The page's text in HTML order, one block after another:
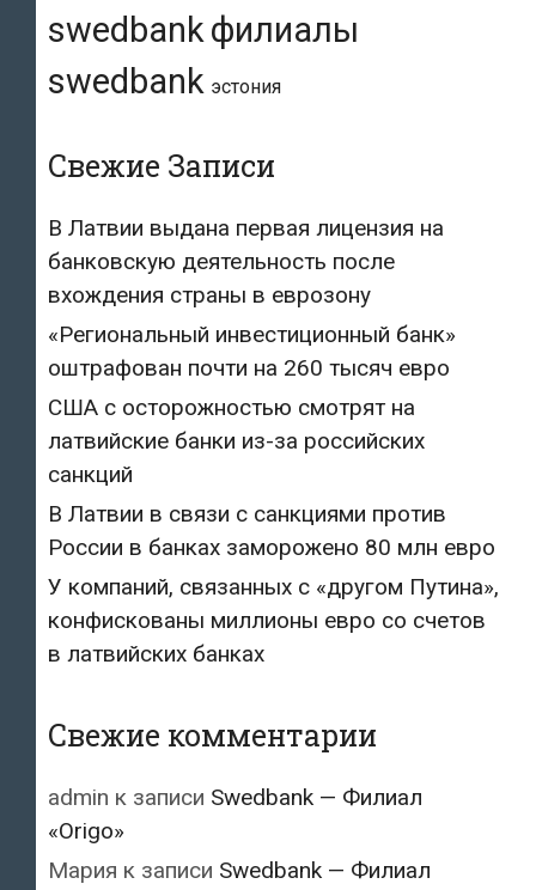
swedbankфилиалы
swedbank эстония
Свежие Записи
В Латвии выдана первая лицензия на
банковскую деятельность после
вхождения страны в еврозону
«Региональный инвестиционный банк»
оштрафован почти на 260 тысяч евро
США с осторожностью смотрят на
латвийские банки из-за российских
санкций
В Латвии в связи с санкциями против
России в банках заморожено 80 млн евро
У компаний, связанных с «другом Путина»,
конфискованы миллионы евро со счетов
в латвийских банках
Свежие комментарии
admin к записи Swedbank — Филиал
«Origo»
Мария к записи Swedbank — Филиал